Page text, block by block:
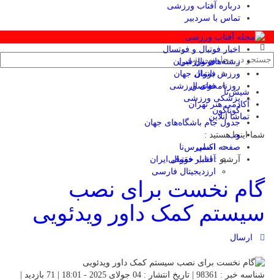
درباره آفتاب ورزشی
تماس با سردبیر
اخبار فوتبال و فوتسال
فوتبال ایران
فوتبال جهان
فوتسال
رشته‌های ورزشی
ورزش بانوان
روزنامه‌های ورزشی
پزشکی ورزشی
گوناگون
جدول جام باشگاه‌های جهان
وب
اکسپرس‌نا
آفتاب حقوقی
ارزدیجیتال فارسی
شیش‌تا
آکادمی هنر تهران
تماشا آنلاین
شما اینجا هستید :
صفحه اصلی
آرشیو :اخبار فوتبال ایران
گام نخست برای نصب
سیستم کمک داور ویدئویی
ارسال
شناسه خبر : 98361 | تاریخ انتشار : 04 جولای 2025 - 18:01 | 71 بازدید |